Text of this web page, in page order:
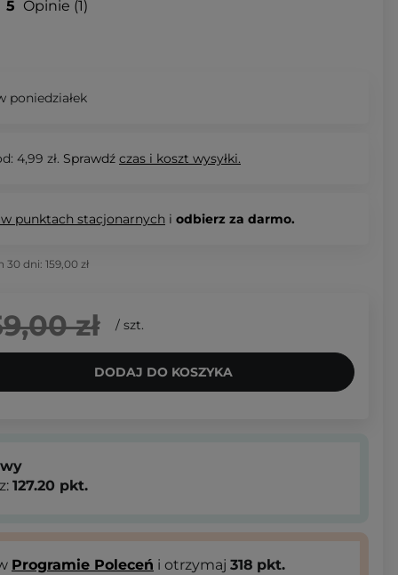
5 Opinie 1
poniedziałek
4,99 zł. Sprawdź czas i koszt wysyłki.
punktach stacjonarnych i odbierz za darmo.
30 dni: 159,00 zł
zł / szt.
DODAJ DO KOSZYKA
127.20 pkt.
Programie Poleceń i otrzymaj 318 pkt.